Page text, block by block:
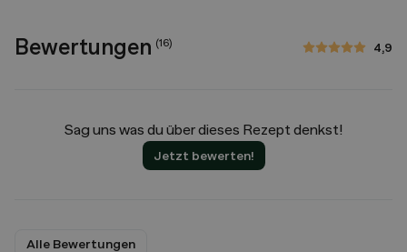
Bewertungen (16) 4,9
4,9 von 5 Sternen
Sag uns was du über dieses Rezept denkst!
Jetzt bewerten!
Alle Bewertungen